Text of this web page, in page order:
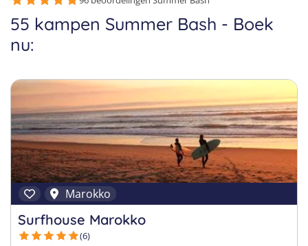
Malta
Nederland
Surfkampen Buitenland
Surfkampen 18+
Taalvakanties Duits
Taalvakanties Italiaans
55 kampen Summer Bash - Boek
nu:
Marokko
Surfhouse Marokko
(6)